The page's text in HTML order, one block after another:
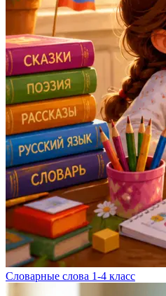
Словарные слова 1-4 класс